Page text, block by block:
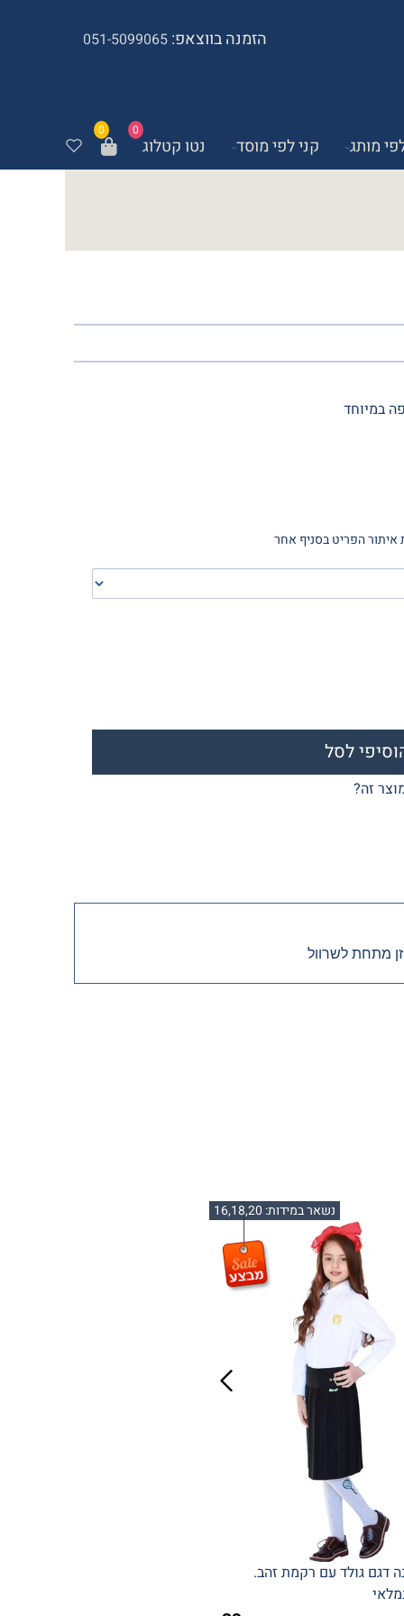
הזמנה בווצאפ: 051-5099065
0 0
מותג קני לפי מוסד נטו קטלוג
הפריט בסניף אחר
לסל
זה?
מתחת לשרוול
נשאר במידות: 16,18,20
דגם גולד עם רקמת זהב.